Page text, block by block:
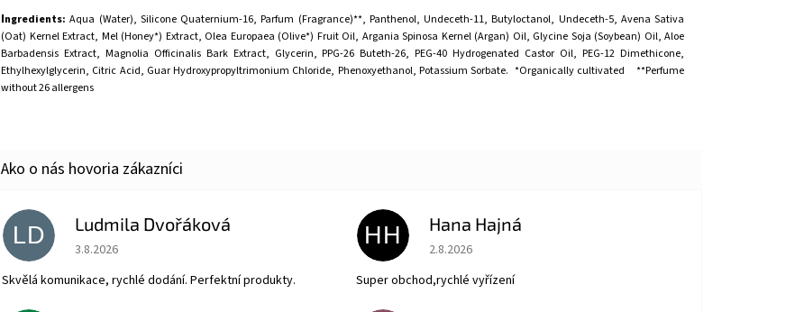
Ingredients: Aqua (Water), Silicone Quaternium-16, Parfum (Fragrance)**, Panthenol, Undeceth-11, Butyloctanol, Undeceth-5, Avena Sativa
(Oat) Kernel Extract, Mel (Honey*) Extract, Olea Europaea (Olive*) Fruit Oil, Argania Spinosa Kernel (Argan) Oil, Glycine Soja (Soybean) Oil, Aloe
Barbadensis Extract, Magnolia Officinalis Bark Extract, Glycerin, PPG-26 Buteth-26, PEG-40 Hydrogenated Castor Oil, PEG-12 Dimethicone,
Ethylhexylglycerin, Citric Acid, Guar Hydroxypropyltrimonium Chloride, Phenoxyethanol, Potassium Sorbate. *Organically cultivated**Perfume
without 26 allergens
LD Ludmila Dvořáková
Hodnotenie obchodu je 5 z 5 hviezdičiek.
3.8.2026
Skvělá komunikace, rychlé dodání. Perfektní produkty.
HH Hana Hajná
Hodnotenie obchodu je 5 z 5 hviezdičiek.
2.8.2026
Super obchod,rychlé vyřízení